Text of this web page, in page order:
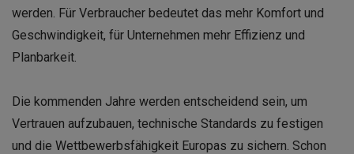
werden. Für Verbraucher bedeutet das mehr Komfort und
Geschwindigkeit, für Unternehmen mehr Effizienz und
Planbarkeit.
Die kommenden Jahre werden entscheidend sein, um
Vertrauen aufzubauen, technische Standards zu festigen
und die Wettbewerbsfähigkeit Europas zu sichern. Schon